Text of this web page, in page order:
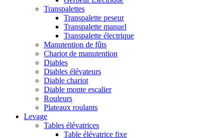
Transpalettes
Transpalette peseur
Transpalette manuel
Transpalette électrique
Manutention de fûts
Chariot de manutention
Diables
Diables élévateurs
Diable chariot
Diable monte escalier
Rouleurs
Plateaux roulants
Levage
Tables élévatrices
Table élévatrice fixe